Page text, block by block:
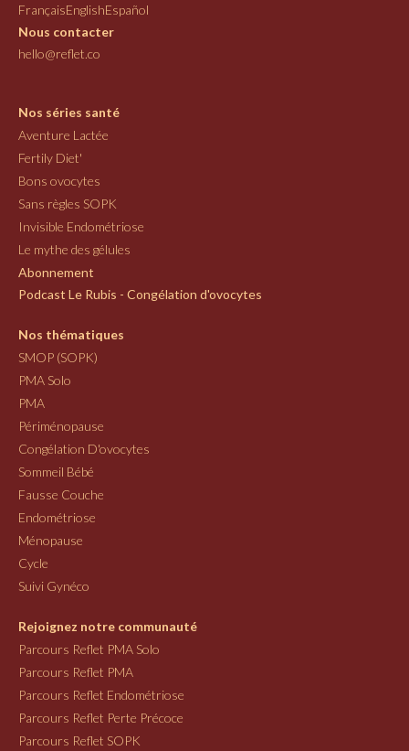
FrançaisEnglishEspañol
Nous contacter
hello@reflet.co
Nos séries santé
Aventure Lactée
Fertily Diet'
Bons ovocytes
Sans règles SOPK
Invisible Endométriose
Le mythe des gélules
Abonnement
Podcast Le Rubis - Congélation d'ovocytes
Nos thématiques
SMOP (SOPK)
PMA Solo
PMA
Périménopause
Congélation D'ovocytes
Sommeil Bébé
Fausse Couche
Endométriose
Ménopause
Cycle
Suivi Gynéco
Rejoignez notre communauté
Parcours Reflet PMA Solo
Parcours Reflet PMA
Parcours Reflet Endométriose
Parcours Reflet Perte Précoce
Parcours Reflet SOPK